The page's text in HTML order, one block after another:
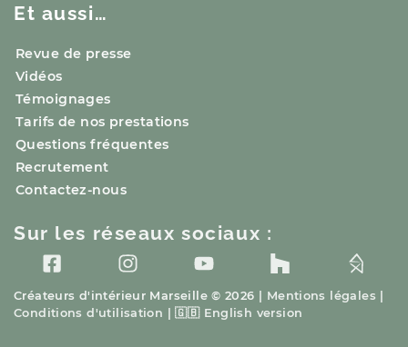
Et aussi…
Revue de presse
Vidéos
Témoignages
Tarifs de nos prestations
Questions fréquentes
Recrutement
Contactez-nous
Créateurs d'intérieur Marseille© 2026 | Mentions légales
Conditions d'utilisation
🇬🇧 English version
Sur les réseaux sociaux :